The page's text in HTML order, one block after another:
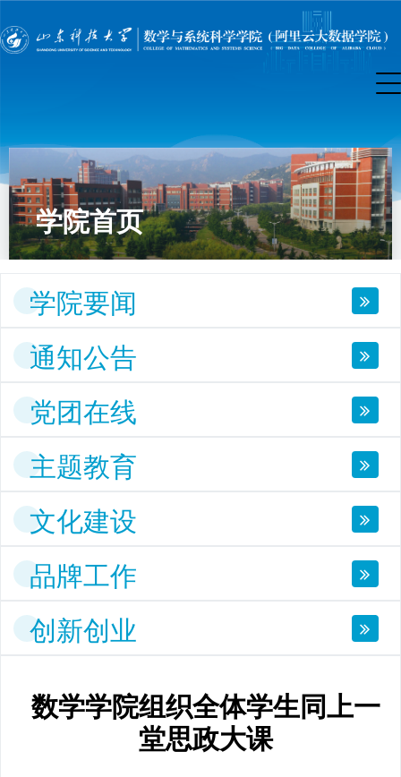
学院首页
学院要闻
通知公告
党团在线
主题教育
文化建设
品牌工作
创新创业
数学学院组织全体学生同上一
堂思政大课